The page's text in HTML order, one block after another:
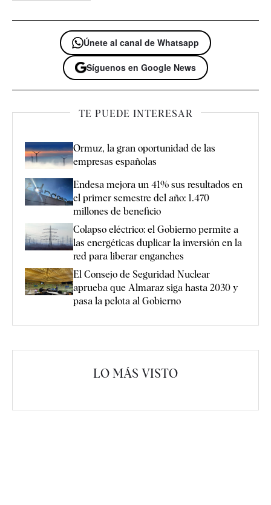
Únete al canal de Whatsapp
Síguenos en Google News
TE PUEDE INTERESAR
Ormuz, la gran oportunidad de las
empresas españolas
Endesa mejora un 41% sus resultados en
el primer semestre del año: 1.470
millones de beneficio
Colapso eléctrico: el Gobierno permite a
las energéticas duplicar la inversión en la
red para liberar enganches
El Consejo de Seguridad Nuclear
aprueba que Almaraz siga hasta 2030 y
pasa la pelota al Gobierno
LO MÁS VISTO